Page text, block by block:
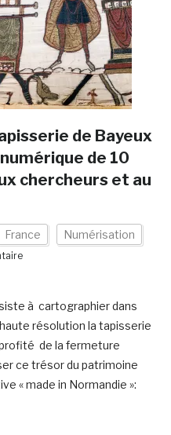
de Bayeux
de 10
chercheurs et au
France Numérisation
à cartographier dans
résolution la tapisserie
de la fermeture
ce trésor du patrimoine
« made in Normandie »: